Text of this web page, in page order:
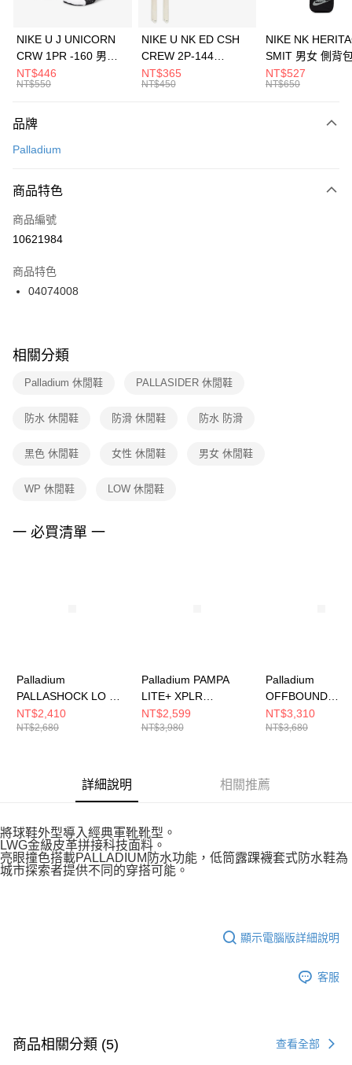
元大商業銀行
台灣樂天信用卡公司
全盈+PAY
AFTEE先享後付
【關於「AFTEE先享後付」】
便利好安心！
３．安心：先確認商品／服務後，再付款。
【「AFTEE先享後付」結帳流程】
１．於結帳方式選擇「AFTEE先享後付」後，將跳轉至「AFTEE先享後付」
２．訂單成立數日內，您將收到繳費通知簡訊。
３．收到繳費通知簡訊後14天內，點擊此簡訊中的連結，可透過四大超商／
ATM／網路銀行／等多元方式進行付款，方視為交易完成。
※ 交易是否成功請以「AFTEE先享後付 」之結帳頁面顯示為準，若有關於
是否繳費成功／繳費後需取消欲退款等相關疑問，請聯繫「AFTEE先享後付
客戶支援中心」https://netprotections.freshdesk.com/support/home
１．透過由恩沛科技股份有限公司提供之「AFTEE先享後付」服務完成之交
權轉讓予恩沛科技股份有限公司。
３．未成年的使用者請事先徵得法定代理人或監護人之同意方可使用
４．使用「AFTEE先享後付」時，將依據個別帳號之用戶狀況，依本公司即
運送方式
每筆NT$100，滿NT$1,500(含以上)免運費
宅配
每筆NT$100，滿NT$1,500(含以上)免運費
付款後門市自取
每筆NT$100，滿NT$1,500(含以上)免運費
NIKE U J UNICORN
CRW 1PR -160 男女
中統襪 FZ3393100
NT$446
NT$550
NIKE U NK ED CSH
CREW 2P-144
EMBRDY 男女 短統襪
FZ3073133
NT$365
NT$450
NIKE NK
SMIT 男女 側背
BA5871010
NT$527
NT$650
品牌
Palladium
商品特色
商品編號
10621984
商品特色
04074008
相關分類
Palladium 休閒鞋 PALLASIDER 休閒鞋
防水 休閒鞋 防滑 休閒鞋 防水 防滑
黑色 休閒鞋 女性 休閒鞋 男女 休閒鞋
WP 休閒鞋 LOW 休閒鞋
一 必買清單 一
Palladium
PALLASHOCK LO OG
WP+~BLACK/BLACK
男女 休閒鞋 74408001
NT$2,410
NT$2,680
Palladium PAMPA
LITE+ XPLR
WP+~BLACK 男女 休
閒鞋 74383008
NT$2,599
NT$3,980
Palladium
OFFBOUND
WP+~BLACK 男
閒鞋 74482008
NT$3,310
NT$3,680
詳細說明 相關推薦
將球鞋外型導入經典軍靴靴型。
LWG金級皮革拼接科技面料。
亮眼撞色搭載PALLADIUM防水功能，低筒露踝襪套式防水鞋為
城市探索者提供不同的穿搭可能。
顯示電腦版詳細說明
客服
商品相關分類 (5) 查看全部